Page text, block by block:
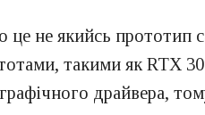
не якийсь прототип
такими як RTX
драйвера,